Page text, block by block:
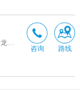
咨询 路线